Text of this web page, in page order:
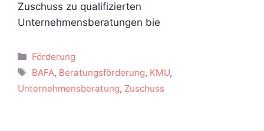
Zuschuss zu qualifizierten
Unternehmensberatungen bie
Kategorien
Förderung
Schlagwörter
BAFA, Beratungsförderung, KMU,
Unternehmensberatung, Zuschuss